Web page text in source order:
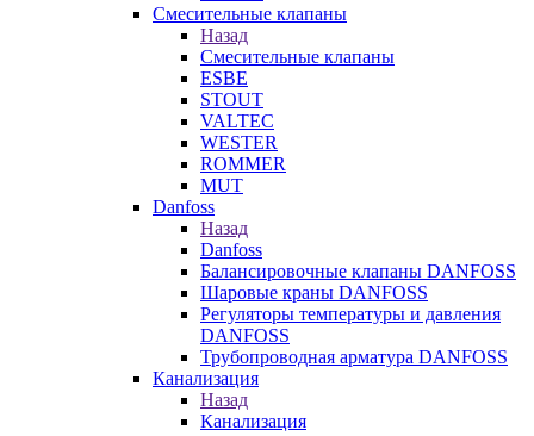
Смесительные клапаны
Назад
Смесительные клапаны
ESBE
STOUT
VALTEC
WESTER
ROMMER
MUT
Danfoss
Назад
Danfoss
Балансировочные клапаны DANFOSS
Шаровые краны DANFOSS
Регуляторы температуры и давления
DANFOSS
Трубопроводная арматура DANFOSS
Канализация
Назад
Канализация